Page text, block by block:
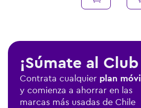
¡Súmate al
Contrata cualquier plan
y comienza a ahorrar en las
marcas más usadas de Chile